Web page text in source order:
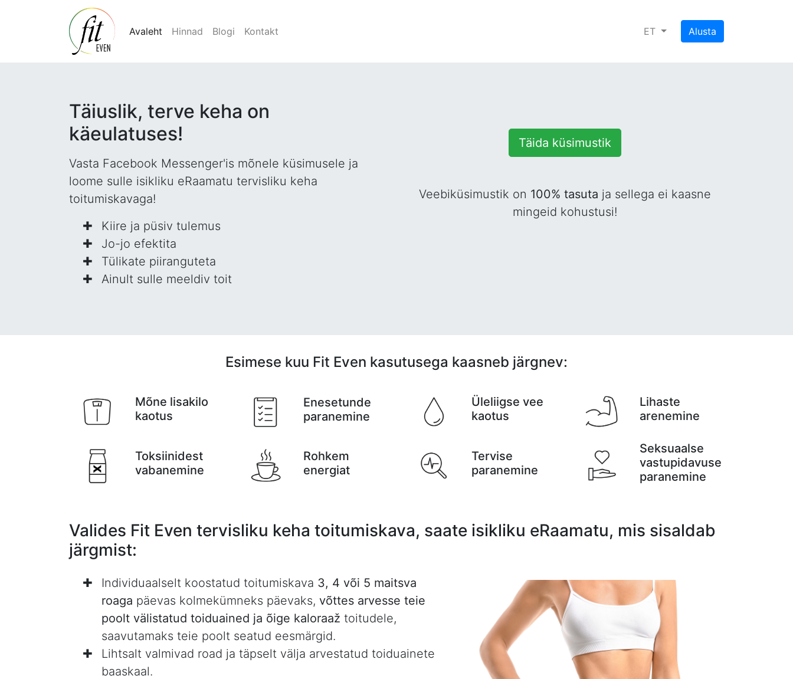
Avaleht Hinnad Blogi Kontakt ET Alusta
Täiuslik, terve keha on
käeulatuses!
Vasta Facebook Messenger'is mõnele küsimusele ja
loome sulle isikliku eRaamatu tervisliku keha
toitumiskavaga!
Kiire ja püsiv tulemus
Jo-jo efektita
Tülikate piiranguteta
Ainult sulle meeldiv toit
Täida küsimustik
Veebiküsimustik on 100% tasuta ja sellega ei kaasne
mingeid kohustusi!
Esimese kuu Fit Even kasutusega kaasneb järgnev:
Mõne lisakilo
kaotus
Enesetunde
paranemine
Üleliigse vee
kaotus
Lihaste
arenemine
Toksiinidest
vabanemine
Rohkem
energiat
Tervise
paranemine
Seksuaalse
vastupidavuse
paranemine
Valides Fit Even tervisliku keha toitumiskava, saate isikliku eRaamatu, mis sisaldab
järgmist:
Individuaalselt koostatud toitumiskava 3, 4 või 5 maitsva
roaga päevas kolmekümneks päevaks, võttes arvesse teie
poolt välistatud toiduained ja õige kaloraaž toitudele,
saavutamaks teie poolt seatud eesmärgid.
Lihtsalt valmivad road ja täpselt välja arvestatud toiduainete
baaskaal.